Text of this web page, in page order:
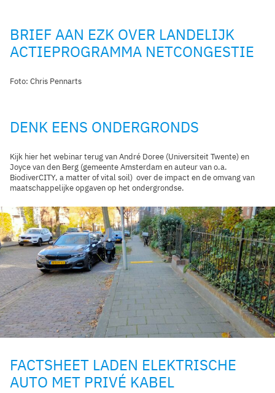
BRIEF AAN EZK OVER LANDELIJK
ACTIEPROGRAMMA NETCONGESTIE
Foto: Chris Pennarts
DENK EENS ONDERGRONDS
Kijk hier het webinar terug van André Doree (Universiteit Twente) en
Joyce van den Berg (gemeente Amsterdam en auteur van o.a.
BiodiverCITY, a matter of vital soil) over de impact en de omvang van
maatschappelijke opgaven op het ondergrondse.
FACTSHEET LADEN ELEKTRISCHE
AUTO MET PRIVÉ KABEL